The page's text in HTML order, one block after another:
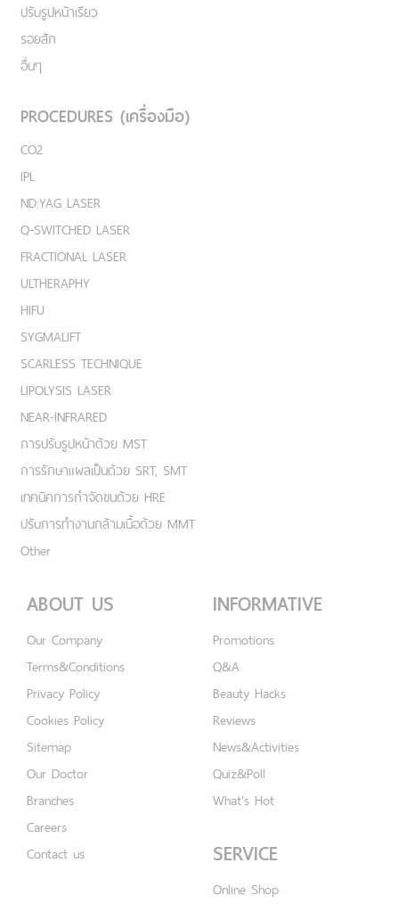
ปรับรูปหน้าเรียว
รอยสัก
อื่นๆ
PROCEDURES (เครื่องมือ)
CO2
IPL
ND:YAG LASER
Q-SWITCHED LASER
FRACTIONAL LASER
ULTHERAPHY
HIFU
SYGMALIFT
SCARLESS TECHNIQUE
LIPOLYSIS LASER
NEAR-INFRARED
การปรับรูปหน้าด้วย MST
การรักษาแผลเป็นด้วย SRT, SMT
เทคนิคการกำจัดขนด้วย HRE
ปรับการทำงานกล้ามเนื้อด้วย MMT
Other
ABOUT US
Our Company
Terms&Conditions
Privacy Policy
Cookies Policy
Sitemap
Our Doctor
Branches
Careers
Contact us
INFORMATIVE
Promotions
Q&A
Beauty Hacks
Reviews
News&Activities
Quiz&Poll
What's Hot
SERVICE
Online Shop